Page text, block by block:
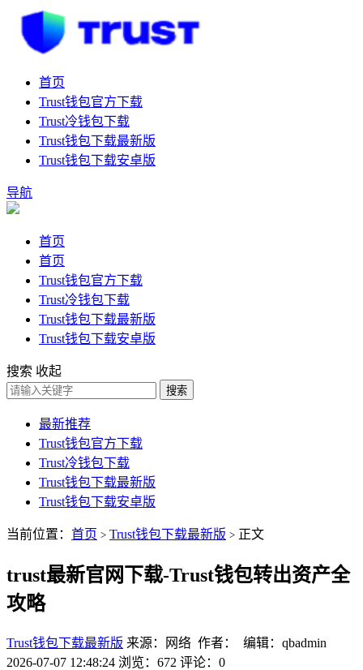
首页
Trust钱包官方下载
Trust冷钱包下载
Trust钱包下载最新版
Trust钱包下载安卓版
导航
首页
首页
Trust钱包官方下载
Trust冷钱包下载
Trust钱包下载最新版
Trust钱包下载安卓版
搜索 收起
搜索
最新推荐
Trust钱包官方下载
Trust冷钱包下载
Trust钱包下载最新版
Trust钱包下载安卓版
当前位置： 首页 > Trust钱包下载最新版 > 正文
trust最新官网下载-Trust钱包转出资产全
攻略
Trust钱包下载最新版 来源：网络 作者： 编辑：qbadmin
2026-07-07 12:48:24 浏览：672 评论：0